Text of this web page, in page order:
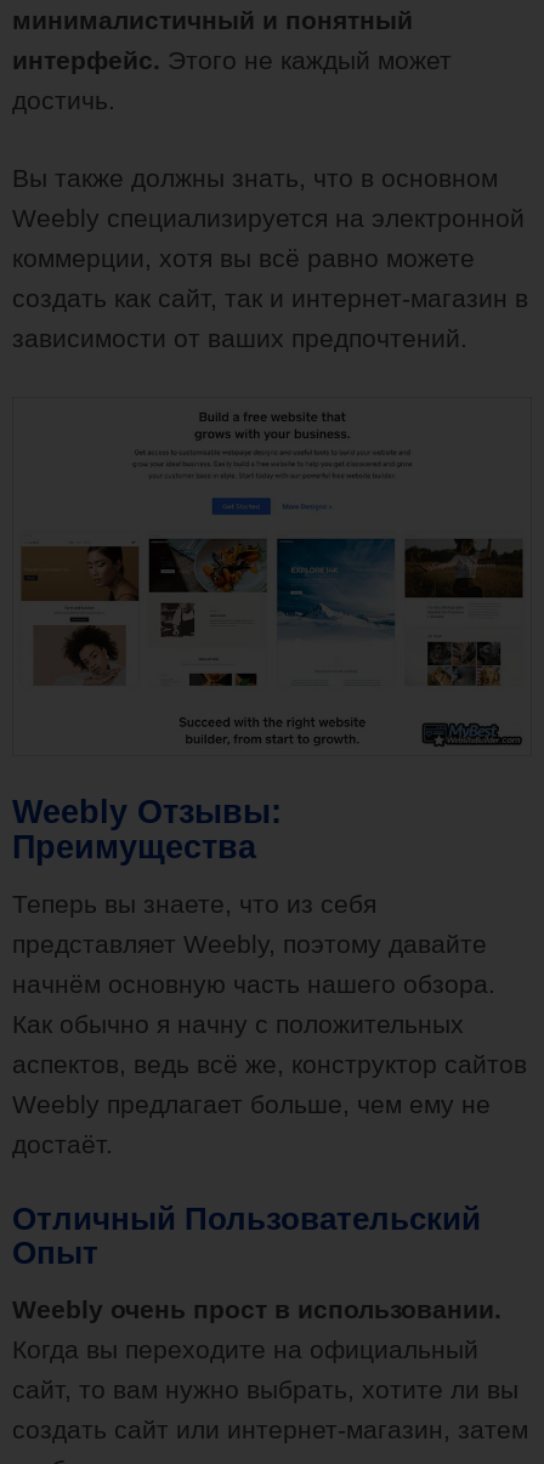
минималистичный и понятный
интерфейс. Этого не каждый может
достичь.
Вы также должны знать, что в основном
Weebly специализируется на электронной
коммерции, хотя вы всё равно можете
создать как сайт, так и интернет-магазин в
зависимости от ваших предпочтений.
Weebly Отзывы:
Преимущества
Теперь вы знаете, что из себя
представляет Weebly, поэтому давайте
начнём основную часть нашего обзора.
Как обычно я начну с положительных
аспектов, ведь всё же, конструктор сайтов
Weebly предлагает больше, чем ему не
достаёт.
Отличный Пользовательский
Опыт
Weebly очень прост в использовании.
Когда вы переходите на официальный
сайт, то вам нужно выбрать, хотите ли вы
создать сайт или интернет-магазин, затем